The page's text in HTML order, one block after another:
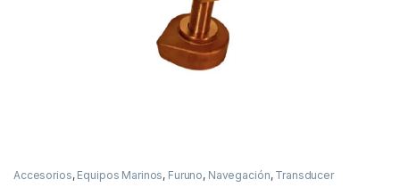
Accesorios, Equipos Marinos, Furuno, Navegación, Transducer